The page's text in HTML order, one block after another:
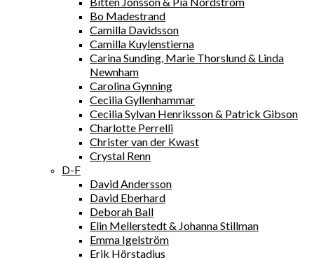
Bo Madestrand
Camilla Davidsson
Camilla Kuylenstierna
Carina Sunding, Marie Thorslund & Linda
Newnham
Carolina Gynning
Cecilia Gyllenhammar
Cecilia Sylvan Henriksson & Patrick Gibson
Charlotte Perrelli
Christer van der Kwast
Crystal Renn
D-F
David Andersson
David Eberhard
Deborah Ball
Elin Mellerstedt & Johanna Stillman
Emma Igelström
Erik Hörstadius